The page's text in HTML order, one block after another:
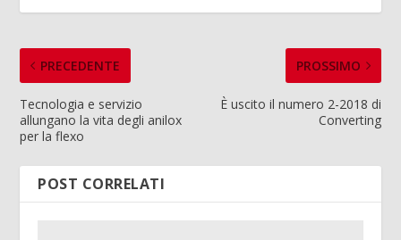
PRECEDENTE
Tecnologia e servizio
allungano la vita degli anilox
per la flexo
PROSSIMO
È uscito il numero 2-2018 di
Converting
POST CORRELATI